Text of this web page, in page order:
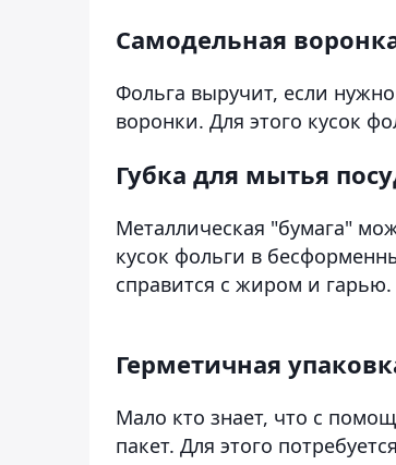
Самодельная
Фольга выручит, если
воронки. Для этого кусок
Губка для мытья
Металлическая "бумага"
кусок фольги в
справится с жиром и
Герметичная
Мало кто знает, что с
пакет. Для этого